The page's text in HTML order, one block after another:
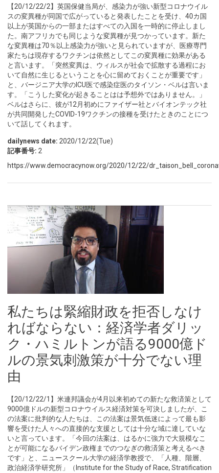
【20/12/22/2】英国保健当局が、感染力が強い新型コロナウイル
スの変異種が同国で広がっていると発表したことを受け、40カ国
以上が英国からの一部またはすべての入国を一時的に停止しまし
た。南アフリカでも同じような変異種が見つかっています。新た
な変異種は70％以上感染力が強いと見られていますが、医療専門
家たちは現存するワクチンは依然としてこの変異種に効果がある
と言います。「突然変異は、ウィルスが社会で拡散する過程にお
いて自然に生じるということを心に留めておくことが重要です」
と、バージニア大学のICU医で感染症医のタイソン・ベルは言いま
す。「こうした変化が起きることはは予想外ではありません。」
ベルはさらに、彼が12月初めにファイザー社とバイオンテック社
が共同開発したCOVID-19ワクチンの接種を受けたときのことにつ
いて話してくれます。
dailynews date: 2020/12/22(Tue)
記事番号: 2
https://www.democracynow.org/2020/12/22/
私たちは緊縮財政を拒否しなけ
ればならない：経済学者ダリッ
ク・ハミルトンが語る9000億ド
ルの景気刺激策が十分でない理
由
【20/12/22/1】米連邦議会が4月以来初めての新たな救済策として
9000億ドルの新型コロナウイルス経済対策を可決しましたが、こ
の法案に批判的な人たちは、この法案は景気低迷によって最も影
響を受けた人々への直接的な支援としては十分な域に達していな
いと言っています。「今回の法案は、はるかに強力で大規模なこ
とが可能になるバイデン政権までのつなぎの救済策と考えるべき
です」と、ニュースクール大学の経済学教授で、「人種、階層、
政治経済学研究所」（Institute for the Study of Race, Stratification